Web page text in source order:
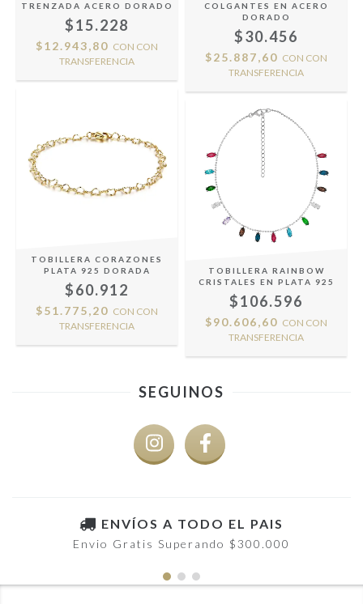
TRENZADA ACERO DORADO
$15.228
$12.943,80 CON CON
TRANSFERENCIA
COLGANTES EN ACERO
DORADO
$30.456
$25.887,60 CON CON
TRANSFERENCIA
TOBILLERA CORAZONES
PLATA 925 DORADA
$60.912
$51.775,20 CON CON
TRANSFERENCIA
TOBILLERA RAINBOW
CRISTALES EN PLATA 925
$106.596
$90.606,60 CON CON
TRANSFERENCIA
SEGUINOS
ENVÍOS A TODO EL PAIS
Envio Gratis Superando $300.000